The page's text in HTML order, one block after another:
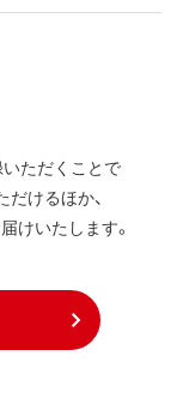
ただくことで
けるほか、
けいたします。